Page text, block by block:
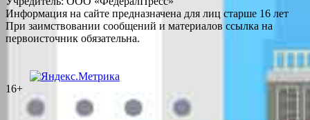
Информация на сайте предназначена для лиц старше 16 лет
При заимствовании сообщений и материалов ссылка на
первоисточник обязательна.
16+